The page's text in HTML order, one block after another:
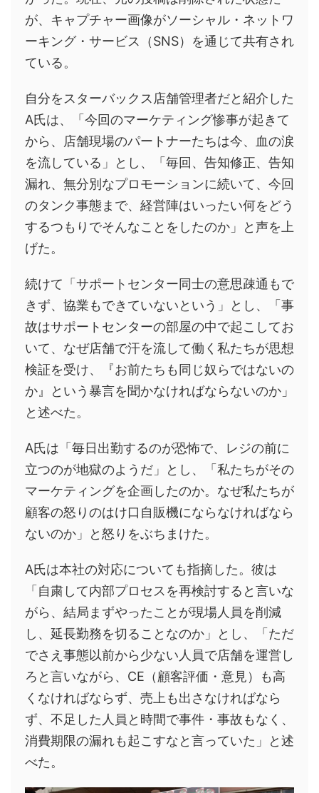
が、キャプチャー画像がソーシャル・ネットワ
ーキング・サービス（SNS）を通じて共有され
ている。
自分をスターバックス店舗管理者だと紹介した
A氏は、「今回のマーケティング惨事が起きて
から、店舗現場のパートナーたちは今、血の涙
を流している」とし、「毎回、告知修正、告知
漏れ、無分別なプロモーションに続いて、今回
のタンク事態まで、経営陣はいったい何をどう
するつもりでそんなことをしたのか」と声を上
げた。
続けて「サポートセンター同士の意思疎通もで
きず、協業もできていないという」とし、「事
故はサポートセンターの部屋の中で起こしてお
いて、なぜ店舗で汗を流して働く私たちが思想
検証を受け、『お前たちも同じ奴らではないの
か』という暴言を聞かなければならないのか」
と述べた。
A氏は「毎日出勤するのが恐怖で、レジの前に
立つのが地獄のようだ」とし、「私たちがその
マーケティングを企画したのか。なぜ私たちが
顧客の怒りのはけ口自販機にならなければなら
ないのか」と怒りをぶちまけた。
A氏は本社の対応についても指摘した。彼は
「自粛して内部プロセスを再検討すると言いな
がら、結局まずやったことが現場人員を削減
し、延長勤務を切ることなのか」とし、「ただ
でさえ事態以前から少ない人員で店舗を運営し
ろと言いながら、CE（顧客評価・意見）も高
くなければならず、売上も出さなければなら
ず、不足した人員と時間で事件・事故もなく、
消費期限の漏れも起こすなと言っていた」と述
べた。